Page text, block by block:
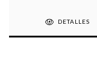
DETALLES